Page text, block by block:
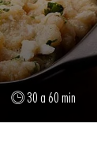
30 a 60 min